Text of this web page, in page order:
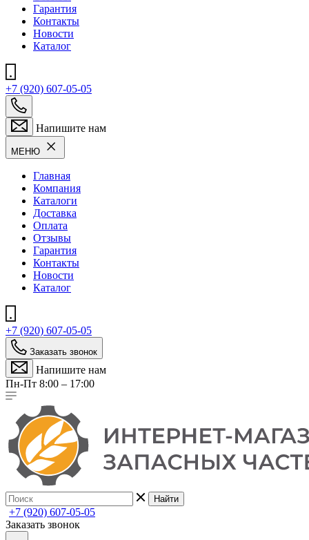
Гарантия
Контакты
Новости
Каталог
+7 (920) 607-05-05
Напишите нам
МЕНЮ
Главная
Компания
Каталоги
Доставка
Оплата
Отзывы
Гарантия
Контакты
Новости
Каталог
+7 (920) 607-05-05
Заказать звонок
Напишите нам
Пн-Пт 8:00 – 17:00
Найти
+7 (920) 607-05-05
Заказать звонок